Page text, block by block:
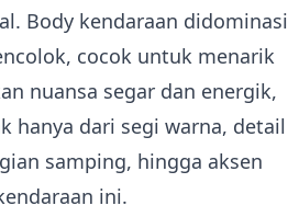
Body kendaraan didominasi
cocok untuk menarik
nuansa segar dan energik,
hanya dari segi warna, detail
samping, hingga aksen
ini.